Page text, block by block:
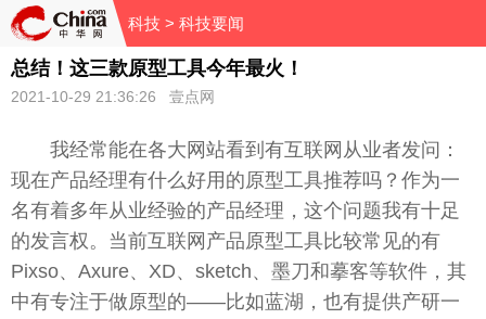
科技 > 科技要闻
总结！这三款原型工具今年最火！
2021-10-29 21:36:26 壹点网
我经常能在各大网站看到有互联网从业者发问：
现在产品经理有什么好用的原型工具推荐吗？作为一
名有着多年从业经验的产品经理，这个问题我有十足
的发言权。当前互联网产品原型工具比较常见的有
Pixso、Axure、XD、sketch、墨刀和摹客等软件，其
中有专注于做原型的——比如蓝湖，也有提供产研一